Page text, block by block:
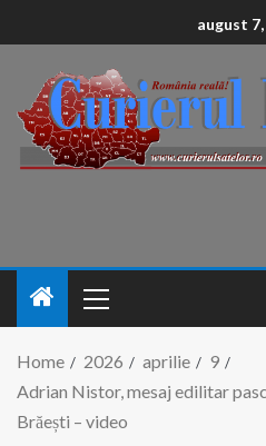
august
Home 2026 aprilie
9
Adrian Nistor, mesaj edilitar
Brăești – video